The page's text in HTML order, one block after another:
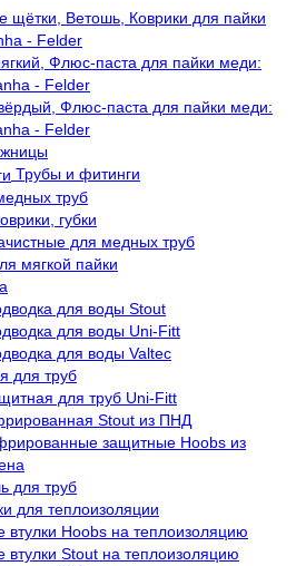
щётки, Ветошь, Коврики для пайки
- Felder
Флюс-паста для пайки меди:
- Felder
Флюс-паста для пайки меди:
- Felder
Трубы и фитинги
труб
губки
для медных труб
мягкой пайки
для воды Stout
для воды Uni-Fitt
для воды Valtec
для труб
для труб Uni-Fitt
Stout из ПНД
защитные Hoobs из
для труб
для теплоизоляции
втулки Hoobs на теплоизоляцию
втулки Stout на теплоизоляцию